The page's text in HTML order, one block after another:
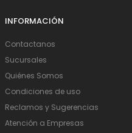
INFORMACIÓN
Contactanos
Sucursales
Quiénes Somos
Condiciones de uso
Reclamos y Sugerencias
Atención a Empresas